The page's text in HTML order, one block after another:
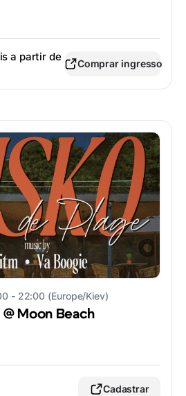
a partir de
Comprar ingresso
- 22:00 (Europe/Kiev)
Moon Beach
Cadastrar